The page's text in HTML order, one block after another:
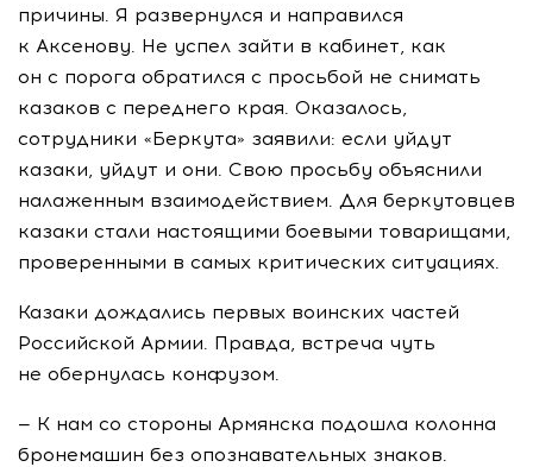
причины. Я развернулся и направился
к Аксенову. Не успел зайти в кабинет, как
он с порога обратился с просьбой не снимать
казаков с переднего края. Оказалось,
сотрудники «Беркута» заявили: если уйдут
казаки, уйдут и они. Свою просьбу объяснили
налаженным взаимодействием. Для беркутовцев
казаки стали настоящими боевыми товарищами,
проверенными в самых критических ситуациях.
Казаки дождались первых воинских частей
Российской Армии. Правда, встреча чуть
не обернулась конфузом.
— К нам со стороны Армянска подошла колонна
бронемашин без опознавательных знаков.